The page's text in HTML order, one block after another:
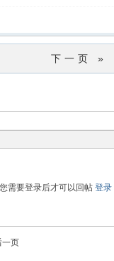
下一页 »
您需要登录后才可以回帖 登录|
一页